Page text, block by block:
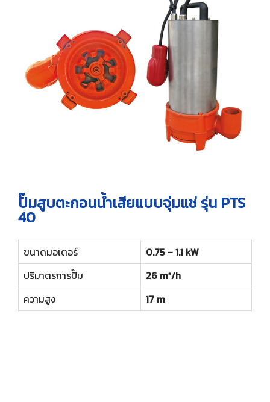
ปั๊มสูบตะกอนน้ำเสียแบบจุ่มแช่ รุ่น PTS
40
ขนาดมอเตอร์
0.75 – 1.1 kW
ปริมาตรการปั๊ม
26 m³/h
ความสูง
17 m